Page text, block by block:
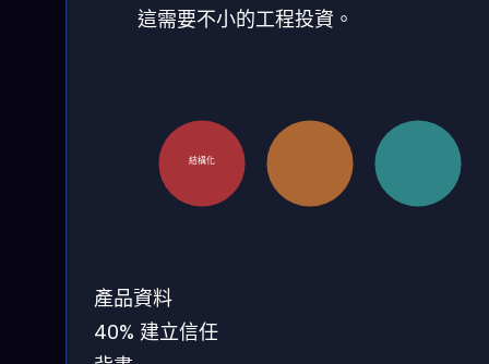
這需要不小的工程投資。
結構化
產品資料
40% 建立信任